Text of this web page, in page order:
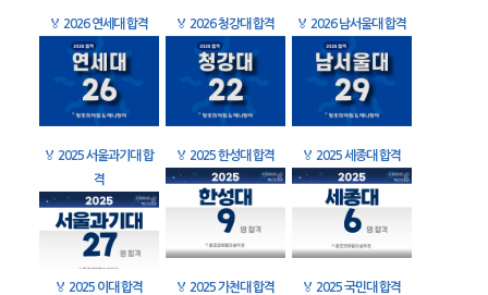
🏅 2026 연세대 합격 🏅 2026 청강대 합격 🏅 2026 남서울대 합격
🏅 2025 서울과기대 합
격
🏅 2025 한성대 합격 🏅 2025 세종대 합격
🏅 2025 이대 합격 🏅 2025 가천대 합격 🏅 2025 국민대 합격